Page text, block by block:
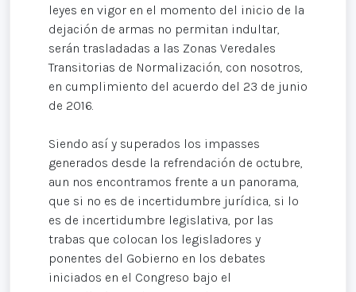
leyes en vigor en el momento del inicio de la
dejación de armas no permitan indultar,
serán trasladadas a las Zonas Veredales
Transitorias de Normalización, con nosotros,
en cumplimiento del acuerdo del 23 de junio
de 2016.
Siendo así y superados los impasses
generados desde la refrendación de octubre,
aun nos encontramos frente a un panorama,
que si no es de incertidumbre jurídica, si lo
es de incertidumbre legislativa, por las
trabas que colocan los legisladores y
ponentes del Gobierno en los debates
iniciados en el Congreso bajo el